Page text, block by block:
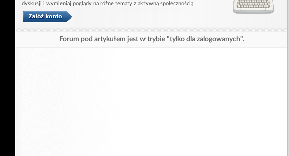
dyskusji i wymieniaj poglądy na różne tematy z aktywną społecznością.
Forum pod artykułem jest w trybie "tylko dla zalogowanych".